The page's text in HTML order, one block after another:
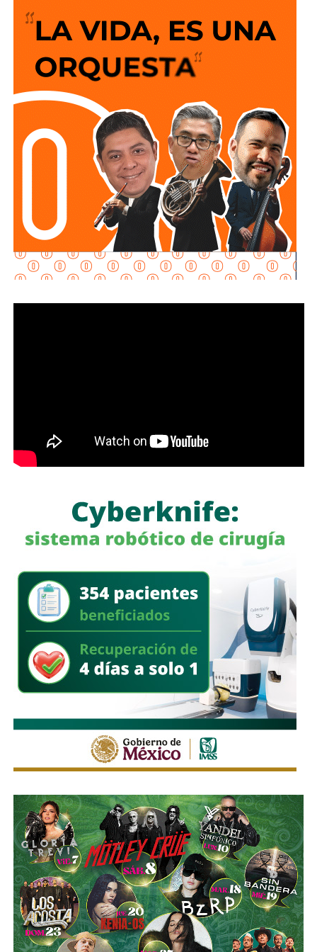
El Alcalde recordó que desde el anuncio de este programa
social “Lavanderías Gratuitas”, el mandatario estatal
manifestó el interés de que Soledad fuera de los primeros
municipios beneficiados, por lo que se expresó la
disposición del Ayuntamiento para colaborar en la
consolidación de este proyecto, el cual ahora comienza a
materializarse en un espacio del Sistema Municipal para
el Desarrollo Integral de la Familia (DIF) destinado al
bienestar de las familias.
de las familias, porque les permitirá ahorrar tiempo y
insumos incluidos, lo que beneficiará principalmente a
madres y padres de familia, personas adultas mayores y
comunitarios en favor del bienestar social.